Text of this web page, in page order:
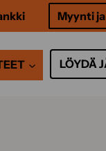
Myynti
LÖYDÄ